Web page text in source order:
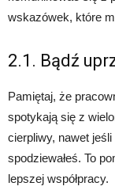
wskazówek, które
2.1. Bądź
Pamiętaj, że
spotykają się z
cierpliwy, nawet
spodziewałeś. To
lepszej współpracy.